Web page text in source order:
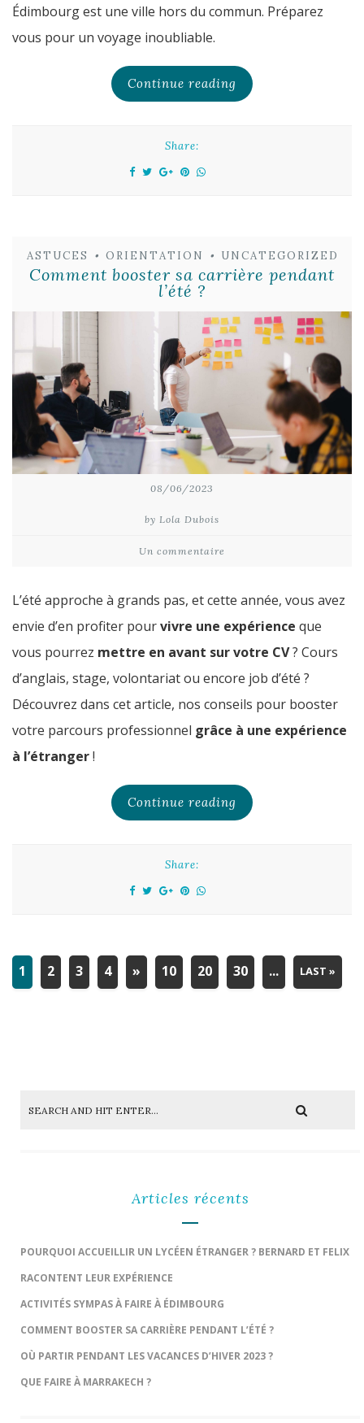
Édimbourg est une ville hors du commun. Préparez
vous pour un voyage inoubliable.
Continue reading
Share:
ASTUCES • ORIENTATION • UNCATEGORIZED
Comment booster sa carrière pendant
l’été ?
08/06/2023
by Lola Dubois
Un commentaire
L’été approche à grands pas, et cette année, vous avez
envie d’en profiter pourvivre une expérience que
vous pourrez mettre en avant sur votre CV? Cours
d’anglais, stage, volontariat ou encore job d’été ?
Découvrez dans cet article, nos conseils pour booster
votre parcours professionnel grâce à une expérience
à l’étranger!
Continue reading
Share:
1 2 3 4 » 10 20 30 ... LAST »
Articles récents
POURQUOI ACCUEILLIR UN LYCÉEN ÉTRANGER ? BERNARD ET FELIX
RACONTENT LEUR EXPÉRIENCE
ACTIVITÉS SYMPAS À FAIRE À ÉDIMBOURG
COMMENT BOOSTER SA CARRIÈRE PENDANT L’ÉTÉ ?
OÙ PARTIR PENDANT LES VACANCES D’HIVER 2023 ?
QUE FAIRE À MARRAKECH ?